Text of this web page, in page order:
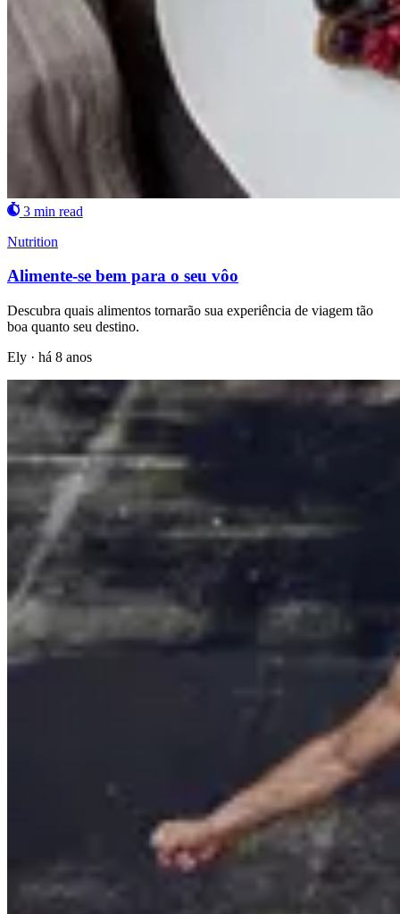
3 min read
Nutrition
Alimente-se bem para o seu vôo
Descubra quais alimentos tornarão sua experiência de viagem tão
boa quanto seu destino.
Ely · há 8 anos